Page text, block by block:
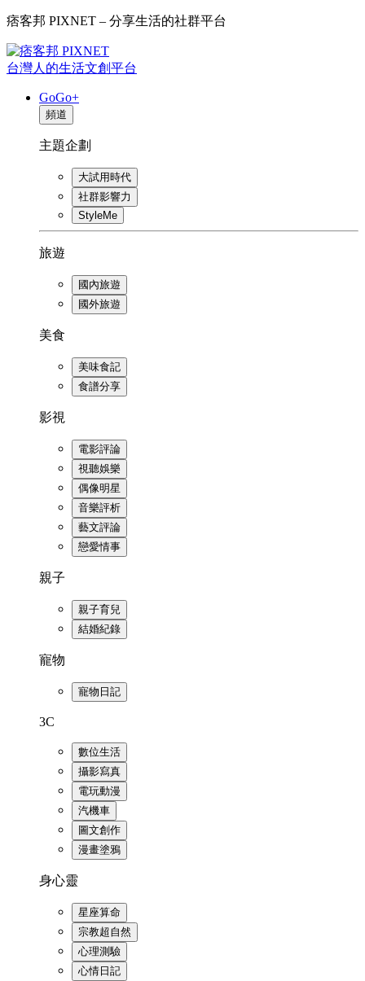
痞客邦 PIXNET – 分享生活的社群平台
台灣人的生活文創平台
GoGo+
頻道
主題企劃
大試用時代
社群影響力
StyleMe
旅遊
國內旅遊
國外旅遊
美食
美味食記
食譜分享
影視
電影評論
視聽娛樂
偶像明星
音樂評析
藝文評論
戀愛情事
親子
親子育兒
結婚紀錄
寵物
寵物日記
3C
數位生活
攝影寫真
電玩動漫
汽機車
圖文創作
漫畫塗鴉
身心靈
星座算命
宗教超自然
心理測驗
心情日記